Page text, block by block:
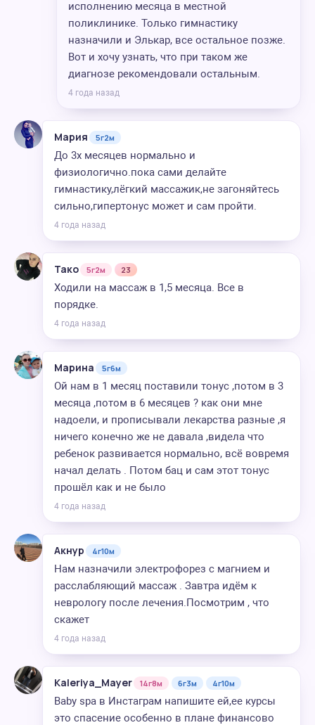
исполнению месяца в местной
поликлинике. Только гимнастику
назначили и Элькар, все остальное позже.
Вот и хочу узнать, что при таком же
диагнозе рекомендовали остальным.
4 года назад
Мария 5г2м
До 3х месяцев нормально и
физиологично.пока сами делайте
гимнастику,лёгкий массажик,не загоняйтесь
сильно,гипертонус может и сам пройти.
4 года назад
Тако 5г2м 23
Ходили на массаж в 1,5 месяца. Все в
порядке.
4 года назад
Марина 5г6м
Ой нам в 1 месяц поставили тонус ,потом в 3
месяца ,потом в 6 месяцев ? как они мне
надоели, и прописывали лекарства разные ,я
ничего конечно же не давала ,видела что
ребенок развивается нормально, всё вовремя
начал делать . Потом бац и сам этот тонус
прошёл как и не было
4 года назад
Акнур 4г10м
Нам назначили электрофорез с магнием и
расслабляющий массаж . Завтра идём к
неврологу после лечения.Посмотрим , что
скажет
4 года назад
Kaleriya_Mayer 14г8м 6г3м 4г10м
Baby spa в Инстаграм напишите ей,ее курсы
это спасение особенно в плане финансово